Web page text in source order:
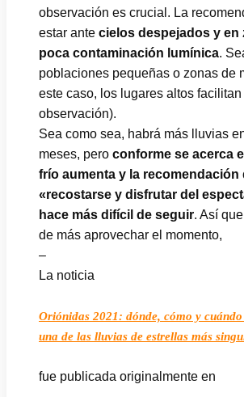
observación es crucial. La
estar ante cielos despejados y en
poca contaminación lumínica.
poblaciones pequeñas o zonas de
este caso, los lugares altos facilitan
observación).
Sea como sea, habrá más lluvias
meses, pero conforme se acerca
frío aumenta y la recomendación
«recostarse y disfrutar del
hace más difícil de seguir. Así
de más aprovechar el momento,
–
La noticia
Oriónidas 2021: dónde, cómo y
una de las lluvias de estrellas más
fue publicada originalmente en